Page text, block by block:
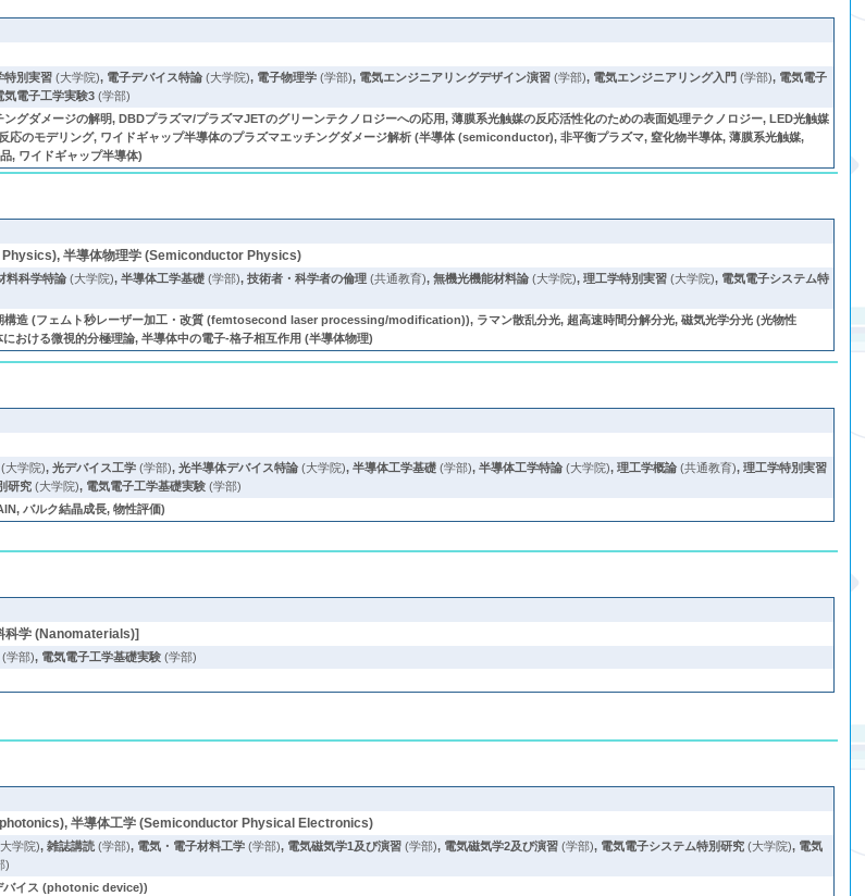
特別実習 (大学院), 電子デバイス特論 (大学院), 電子物理学 (学部), 電気エンジニアリングデザイン演習 (学部), 電気エンジニアリング入門 (学部), 電気電子
気電子工学実験3 (学部)
グダメージの解明, DBDプラズマ/プラズマJETのグリーンテクノロジーへの応用, 薄膜系光触媒の反応活性化のための表面処理テクノロジー, LED光触媒
応のモデリング, ワイドギャップ半導体のプラズマエッチングダメージ解析 (半導体 (semiconductor), 非平衡プラズマ, 窒化物半導体, 薄膜系光触媒,
, ワイドギャップ半導体)
半導体物理学 (Semiconductor Physics)
料科学特論 (大学院),半導体工学基礎 (学部),技術者・科学者の倫理 (共通教育),無機光機能材料論 (大学院),理工学特別実習 (大学院), 電気電子システム特
構造 (フェムト秒レーザー加工・改質 (femtosecond laser processing/modification)), ラマン散乱分光, 超高速時間分解分光, 磁気光学分光 (光物性
ける微視的分極理論, 半導体中の電子-格子相互作用 (半導体物理)
(大学院),光デバイス工学 (学部),光半導体デバイス特論 (大学院),半導体工学基礎 (学部),半導体工学特論 (大学院),理工学概論 (共通教育),理工学特別実習
研究 (大学院), 電気電子工学基礎実験 (学部)
バルク結晶成長, 物性評価)
科学 (Nanomaterials)]
(学部), 電気電子工学基礎実験 (学部)
半導体工学 (Semiconductor Physical Electronics)
学院),雑誌講読 (学部), 電気・電子材料工学 (学部), 電気磁気学1及び演習 (学部), 電気磁気学2及び演習 (学部), 電気電子システム特別研究 (大学院), 電気
)
バイス (photonic device))